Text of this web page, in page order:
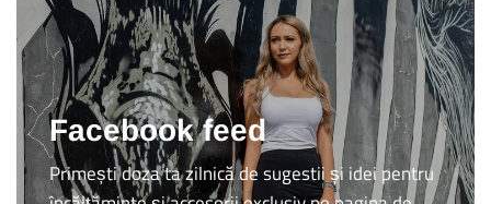
Facebook feed
Primești doza ta zilnică de sugestii și idei pentru